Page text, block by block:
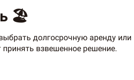
🏖️
долгосрочную аренду или
взвешенное решение.